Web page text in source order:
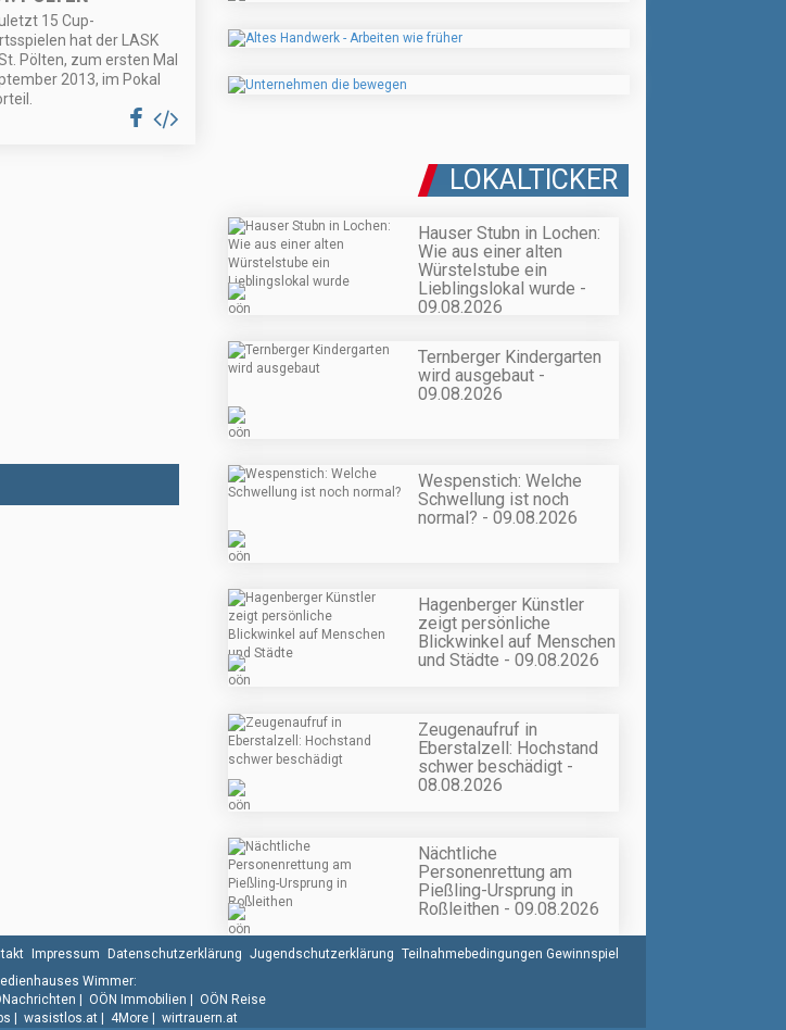
15 Cup-
hat der LASK
Pölten, zum ersten Mal
2013, im Pokal
LOKALTICKER
Hauser Stubn in Lochen:
Wie aus einer alten
Würstelstube ein
Lieblingslokal wurde -
09.08.2026
Ternberger Kindergarten
wird ausgebaut -
09.08.2026
Wespenstich: Welche
Schwellung ist noch
normal? - 09.08.2026
Hagenberger Künstler
zeigt persönliche
Blickwinkel auf Menschen
und Städte - 09.08.2026
Zeugenaufruf in
Eberstalzell: Hochstand
schwer beschädigt -
08.08.2026
Nächtliche
Personenrettung am
Pießling-Ursprung in
Roßleithen - 09.08.2026
Impressum Datenschutzerklärung Jugendschutzerklärung Teilnahmebedingungen Gewinnspiel
Wimmer:
OÖN Immobilien
OÖN Reise
wasistlos.at 4More wirtrauern.at